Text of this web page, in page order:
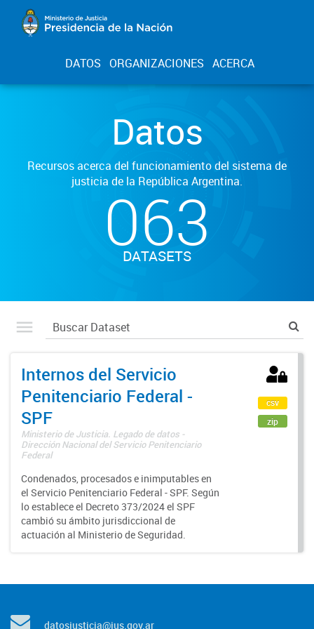
DATOS ORGANIZACIONES ACERCA
Datos
Recursos acerca del funcionamiento del sistema de
justicia de la República Argentina.
063
DATASETS
Internos del Servicio
Penitenciario Federal -
SPF
Ministerio de Justicia. Legado de datos -
Dirección Nacional del Servicio Penitenciario
Federal
Condenados, procesados e inimputables en
el Servicio Penitenciario Federal - SPF. Según
lo establece el Decreto 373/2024 el SPF
cambió su ámbito jurisdiccional de
actuación al Ministerio de Seguridad.
csv
zip
datosjusticia@jus.gov.ar